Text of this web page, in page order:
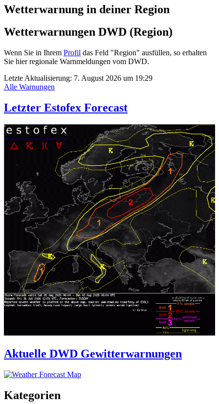
Wetterwarnung in deiner Region
Wetterwarnungen DWD (Region)
Wenn Sie in Ihrem Profil das Feld "Region" ausfüllen, so erhalten
Sie hier regionale Warnmeldungen vom DWD.
Letzte Aktualisierung: 7. August 2026 um 19:29
Alle Warnungen
Letzter Estofex Forecast
Aktuelle DWD Gewitterwarnungen
Kategorien